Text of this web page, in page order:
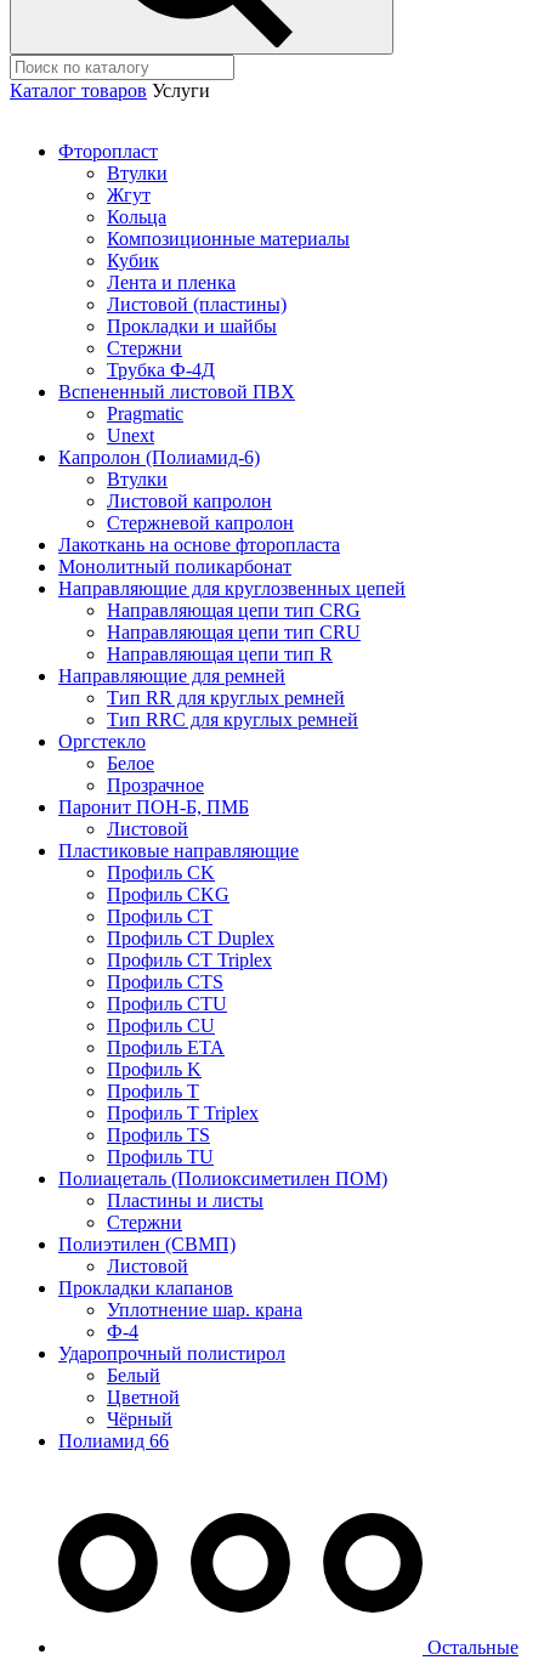
Каталог товаров Услуги
Фторопласт
Втулки
Жгут
Кольца
Композиционные материалы
Кубик
Лента и пленка
Листовой (пластины)
Прокладки и шайбы
Стержни
Трубка Ф-4Д
Вспененный листовой ПВХ
Pragmatic
Unext
Капролон (Полиамид-6)
Втулки
Листовой капролон
Стержневой капролон
Лакоткань на основе фторопласта
Монолитный поликарбонат
Направляющие для круглозвенных цепей
Направляющая цепи тип CRG
Направляющая цепи тип CRU
Направляющая цепи тип R
Направляющие для ремней
Тип RR для круглых ремней
Тип RRС для круглых ремней
Оргстекло
Белое
Прозрачное
Паронит ПОН-Б, ПМБ
Листовой
Пластиковые направляющие
Профиль CK
Профиль CKG
Профиль CT
Профиль CT Duplex
Профиль CT Triplex
Профиль CTS
Профиль CTU
Профиль CU
Профиль ETA
Профиль K
Профиль T
Профиль T Triplex
Профиль TS
Профиль TU
Полиацеталь (Полиоксиметилен ПОМ)
Пластины и листы
Стержни
Полиэтилен (СВМП)
Листовой
Прокладки клапанов
Уплотнение шар. крана
Ф-4
Ударопрочный полистирол
Белый
Цветной
Чёрный
Полиамид 66
Остальные